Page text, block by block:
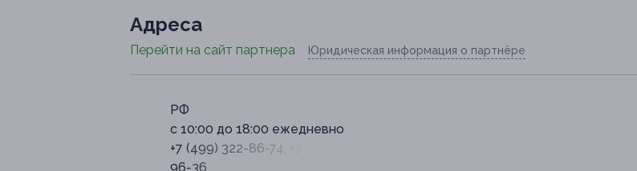
Адресa
Перейти на сайт партнера Юридическая информация о партнёре
РФ
с 10:00 до 18:00 ежедневно
+7 (499) 322-86-74, +7 (926) 103-
96-36